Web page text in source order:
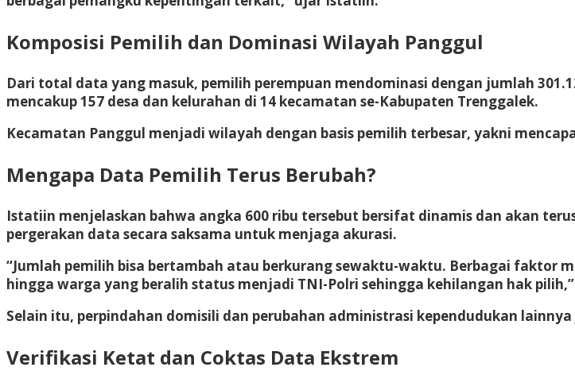
Komposisi Pemilih dan Dominasi Wilayah Panggul
Dari total data yang masuk, pemilih perempuan mendominasi dengan jumlah
mencakup 157 desa dan kelurahan di 14 kecamatan se-Kabupaten Trenggalek.
Kecamatan Panggul menjadi wilayah dengan basis pemilih terbesar, yakni
Mengapa Data Pemilih Terus Berubah?
Istatiin menjelaskan bahwa angka 600 ribu tersebut bersifat dinamis dan akan
pergerakan data secara saksama untuk menjaga akurasi.
“Jumlah pemilih bisa bertambah atau berkurang sewaktu-waktu. Berbagai faktor
hingga warga yang beralih status menjadi TNI-Polri sehingga kehilangan hak
Selain itu, perpindahan domisili dan perubahan administrasi kependudukan
Verifikasi Ketat dan Coktas Data Ekstrem